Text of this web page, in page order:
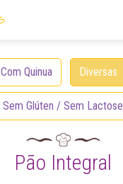
Com Quinua Diversas
Sem Glúten / Sem Lactose
Pão Integral